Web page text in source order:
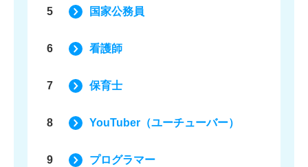
5 国家公務員
6 看護師
7 保育士
8 YouTuber（ユーチューバー）
9 プログラマー